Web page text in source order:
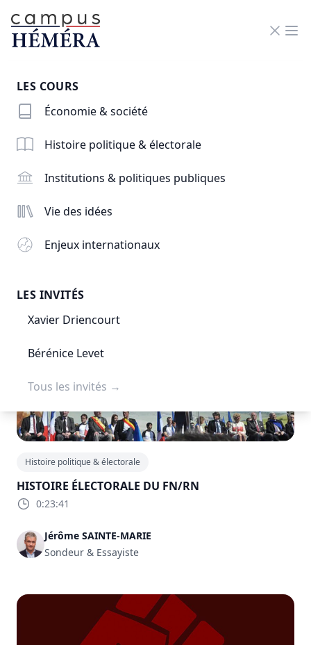
RN
LES COURS
Économie & société
Histoire politique & électorale
Institutions & politiques publiques
Vie des idées
Enjeux internationaux
LES INVITÉS
Xavier Driencourt
Bérénice Levet
Tous les invités →
HISTOIRE POLITIQUE &
historiques précises sur les différentes forces
généalogie de notions centrales du débat public.
Histoire politique & électorale
HISTOIRE ÉLECTORALE DU FN/RN
0:23:41
Jérôme SAINTE-MARIE
Sondeur & Essayiste